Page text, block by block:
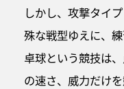
しかし、攻撃タイ
殊な戦型ゆえに、
卓球という競技は
の速さ、威力だけ